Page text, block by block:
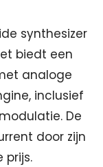
synthesizer
biedt een
analoge
inclusief
De
door zijn
prijs.